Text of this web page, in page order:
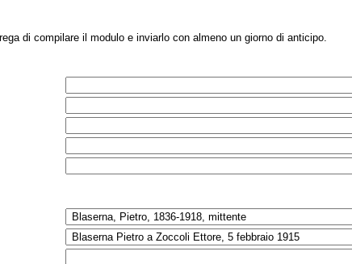
di compilare il modulo e inviarlo con almeno un giorno di anticipo.